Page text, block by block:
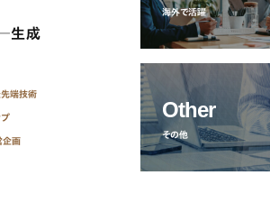
生成
端技術
プ
企画
海外で活躍
Other
その他